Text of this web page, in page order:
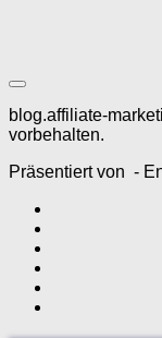
blog.affiliate-
vorbehalten.
Präsentiert von -